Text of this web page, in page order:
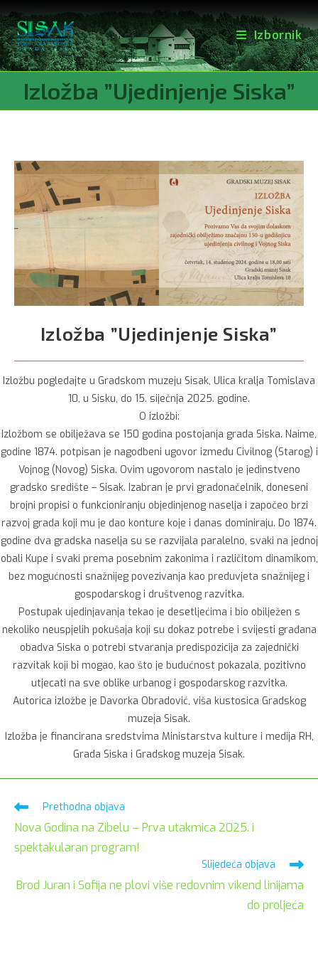
sadržaj
Izbornik
Izložba ”Ujedinjenje Siska”
Izložba ”Ujedinjenje Siska”
Izložbu pogledajte u Gradskom muzeju Sisak, Ulica kralja Tomislava
10, u Sisku, do 15. siječnja 2025. godine.
O izložbi:
Izložbom se obilježava se 150 godina postojanja grada Siska. Naime,
godine 1874. potpisan je nagodbeni ugovor između Civilnog (Starog) i
Vojnog (Novog) Siska. Ovim ugovorom nastalo je jedinstveno
gradsko središte – Sisak. Izabran je prvi gradonačelnik, doneseni
brojni propisi o funkcioniranju objedinjenog naselja i započeo brzi
razvoj grada koji mu je dao konture koje i danas dominiraju. Do 1874.
godine dva gradska naselja su se razvijala paralelno, svaki na jednoj
obali Kupe i svaki prema posebnim zakonima i različitom dinamikom,
bez mogućnosti snažnijeg povezivanja kao preduvjeta snažnijeg i
gospodarskog i društvenog razvitka.
Postupak ujedinjavanja tekao je desetljećima i bio obilježen s
nekoliko neuspjelih pokušaja koji su dokaz potrebe i svijesti građana
obadva Siska o potrebi stvaranja predispozicija za zajednički
razvitak koji bi mogao, kao što je budućnost pokazala, pozitivno
utjecati na sve oblike urbanog i gospodarskog razvitka.
Autorica izložbe je Davorka Obradović, viša kustosica Gradskog
muzeja Sisak.
Izložba je financirana sredstvima Ministarstva kulture i medija RH,
Grada Siska i Gradskog muzeja Sisak.
Pročitaj
članaka
Prethodna objava
Nova Godina na Zibelu – Prva utakmica 2025. i
spektakularan program!
Slijedeća objava
Brod Juran i Sofija ne plovi više redovnim vikend linijama
do proljeća